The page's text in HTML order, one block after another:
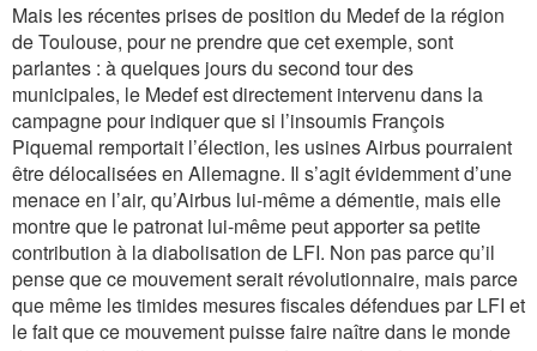
Mais les récentes prises de position du Medef de la région
de Toulouse, pour ne prendre que cet exemple, sont
parlantes : à quelques jours du second tour des
municipales, le Medef est directement intervenu dans la
campagne pour indiquer que si l’insoumis François
Piquemal remportait l’élection, les usines Airbus pourraient
être délocalisées en Allemagne. Il s’agit évidemment d’une
menace en l’air, qu’Airbus lui-même a démentie, mais elle
montre que le patronat lui-même peut apporter sa petite
contribution à la diabolisation de LFI. Non pas parce qu’il
pense que ce mouvement serait révolutionnaire, mais parce
que même les timides mesures fiscales défendues par LFI et
le fait que ce mouvement puisse faire naître dans le monde